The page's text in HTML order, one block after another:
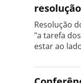
Resolução
"a tarefa
estar ao